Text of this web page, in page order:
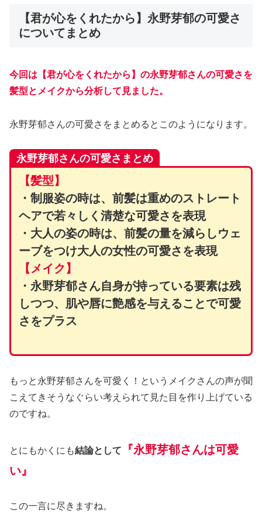
【君が心をくれたから】永野芽郁の可愛さ
についてまとめ
今回は【君が心をくれたから】の永野芽郁さんの可愛さを
髪型とメイクから分析して見ました。
永野芽郁さんの可愛さをまとめるとこのようになります。
永野芽郁さんの可愛さまとめ
【髪型】
・制服姿の時は、前髪は重めのストレート
ヘアで若々しく清楚な可愛さを表現
・大人の姿の時は、前髪の量を減らしウェ
ーブをつけ大人の女性の可愛さを表現
【メイク】
・永野芽郁さん自身が持っている要素は残
しつつ、肌や唇に艶感を与えることで可愛
さをプラス
もっと永野芽郁さんを可愛く！というメイクさんの声が聞
こえてきそうなぐらい考えられて見た目を作り上げている
のですね。
とにもかくにも結論として
『永野芽郁さんは可愛
い』
この一言に尽きますね。